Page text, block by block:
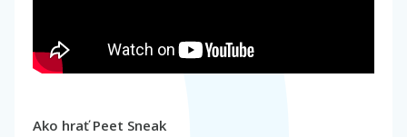
Ako hrať Peet Sneak